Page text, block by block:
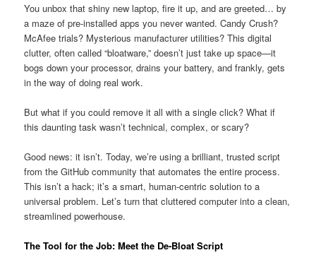
You unbox that shiny new laptop, fire it up, and are greeted… by
a maze of pre-installed apps you never wanted. Candy Crush?
McAfee trials? Mysterious manufacturer utilities? This digital
clutter, often called “bloatware,” doesn’t just take up space—it
bogs down your processor, drains your battery, and frankly, gets
in the way of doing real work.
But what if you could remove it all with a single click? What if
this daunting task wasn’t technical, complex, or scary?
Good news: it isn’t. Today, we’re using a brilliant, trusted script
from the GitHub community that automates the entire process.
This isn’t a hack; it’s a smart, human-centric solution to a
universal problem. Let’s turn that cluttered computer into a clean,
streamlined powerhouse.
The Tool for the Job: Meet the De-Bloat Script